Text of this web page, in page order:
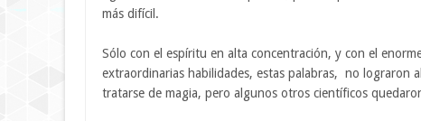
más difícil.
Sólo con el espíritu en alta concentración, y con el
extraordinarias habilidades, estas palabras, no lograron
tratarse de magia, pero algunos otros científicos